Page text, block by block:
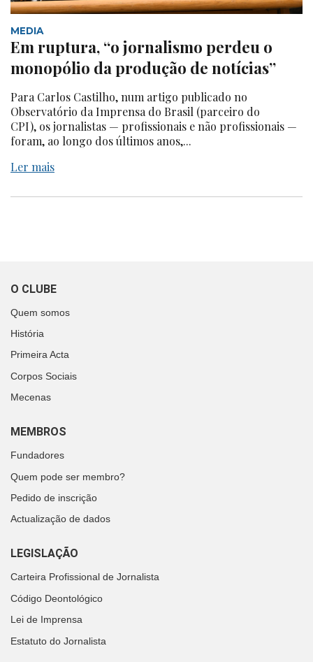
MEDIA
Em ruptura, “o jornalismo perdeu o
monopólio da produção de notícias”
Para Carlos Castilho, num artigo publicado no
Observatório da Imprensa do Brasil (parceiro do
CPI), os jornalistas — profissionais e não profissionais —
foram, ao longo dos últimos anos,...
Ler mais
O CLUBE
Quem somos
História
Primeira Acta
Corpos Sociais
Mecenas
MEMBROS
Fundadores
Quem pode ser membro?
Pedido de inscrição
Actualização de dados
LEGISLAÇÃO
Carteira Profissional de Jornalista
Código Deontológico
Lei de Imprensa
Estatuto do Jornalista